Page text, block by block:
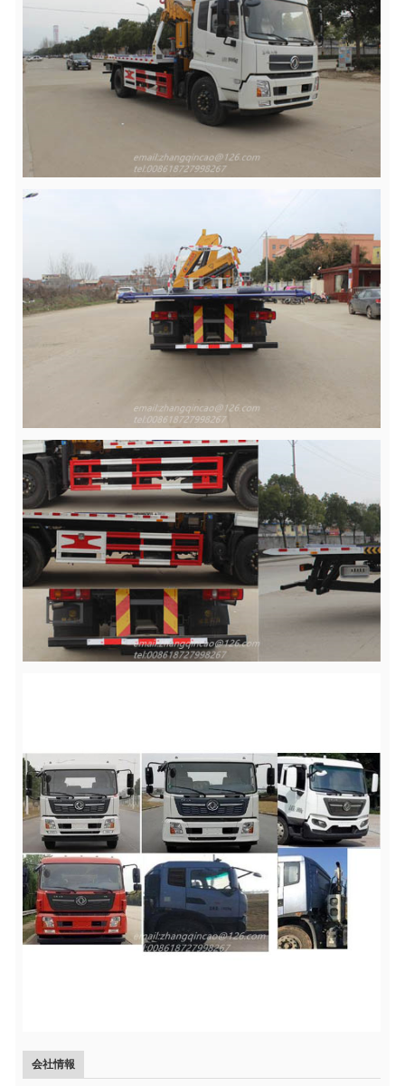
会社情報